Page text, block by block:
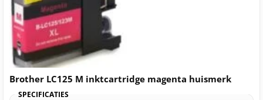
Brother LC125 M inktcartridge magenta huismerk
SPECIFICATIES